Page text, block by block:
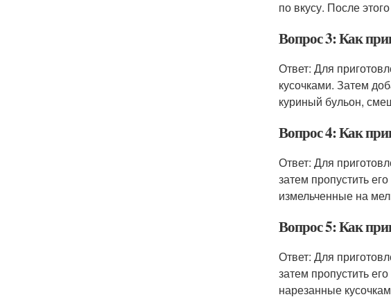
по вкусу. После
Вопрос 3: Как
Ответ: Для
кусочками. Затем
куриный бульон,
Вопрос 4: Как
Ответ: Для
затем пропустить
измельченные на
Вопрос 5: Как
Ответ: Для
затем пропустить
нарезанные